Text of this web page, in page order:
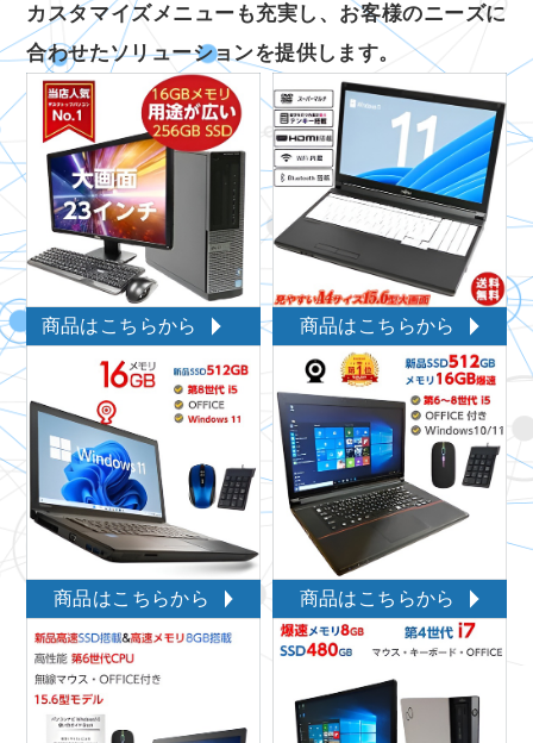
カスタマイズメニューも充実し、お客様のニーズに
合わせたソリューションを提供します。
商品はこちらから 商品はこちらから
商品はこちらから 商品はこちらから